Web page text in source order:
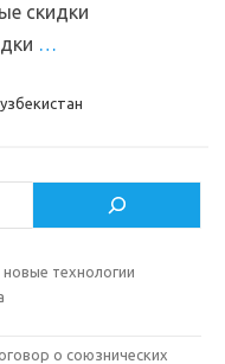
скидки
…
узбекистан
технологии
о союзнических